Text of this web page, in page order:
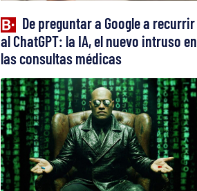
De preguntar a Google a recurrir
al ChatGPT: la IA, el nuevo intruso en
las consultas médicas